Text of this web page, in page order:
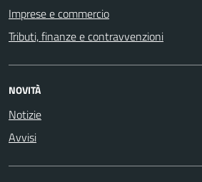
Imprese e commercio
Tributi, finanze e contravvenzioni
NOVITÀ
Notizie
Avvisi